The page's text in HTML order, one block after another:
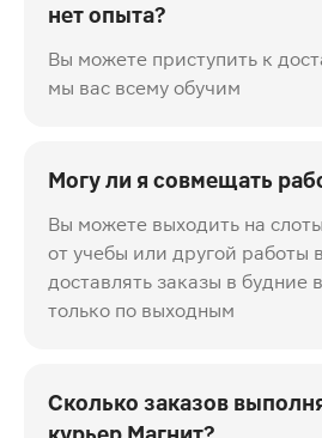
нет опыта?
Вы можете приступить к
мы вас всему обучим
Могу ли я совмещать
Вы можете выходить на
от учебы или другой
доставлять заказы в будние
только по выходным
Сколько заказов